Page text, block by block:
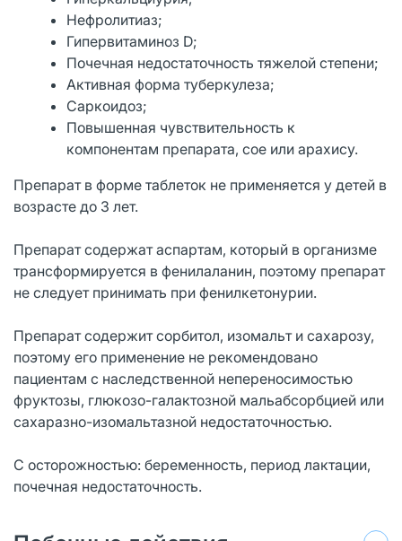
Нефролитиаз;
Гипервитаминоз D;
Почечная недостаточность тяжелой степени;
Активная форма туберкулеза;
Саркоидоз;
Повышенная чувствительность к
компонентам препарата, сое или арахису.
Препарат в форме таблеток не применяется у детей в
возрасте до 3 лет.
Препарат содержат аспартам, который в организме
трансформируется в фенилаланин, поэтому препарат
не следует принимать при фенилкетонурии.
Препарат содержит сорбитол, изомальт и сахарозу,
поэтому его применение не рекомендовано
пациентам с наследственной непереносимостью
фруктозы, глюкозо-галактозной мальабсорбцией или
сахаразно-изомальтазной недостаточностью.
С осторожностью: беременность, период лактации,
почечная недостаточность.